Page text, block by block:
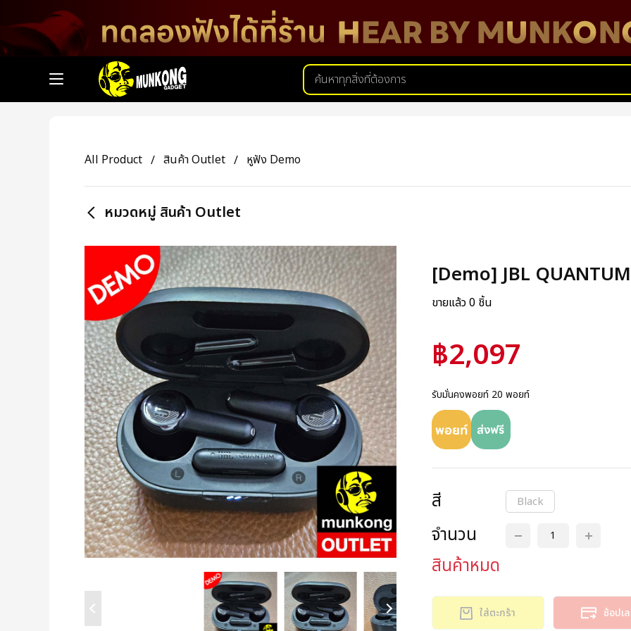
All Product สินค้า Outlet หูฟัง Demo
หมวดหมู่ สินค้า Outlet
[Demo] JBL
ขายแล้ว 0 ชิ้น
฿2,097
รับมั่นคงพอยท์ 20 พอยท์
สี Black
จำนวน
สินค้าหมด
ใส่ตะกร้า ช้อปเ